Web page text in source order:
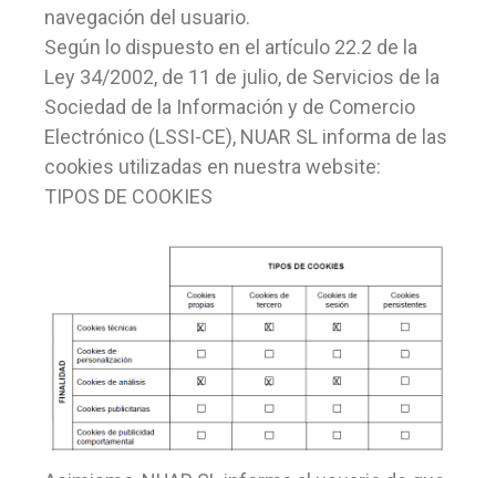
navegación del usuario.
Según lo dispuesto en el artículo 22.2 de la
Ley 34/2002, de 11 de julio, de Servicios de la
Sociedad de la Información y de Comercio
Electrónico (LSSI-CE), NUAR SL informa de las
cookies utilizadas en nuestra website:
TIPOS DE COOKIES